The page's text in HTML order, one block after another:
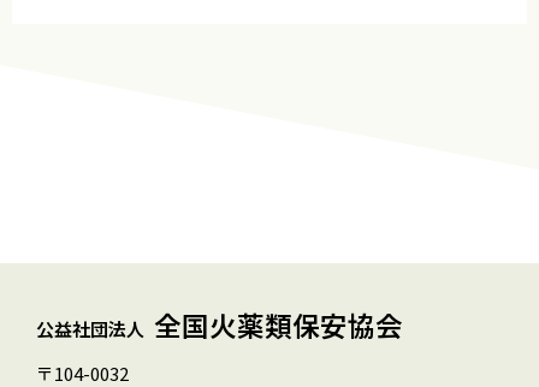
公益社団法人 全国火薬類保安協会
〒104-0032